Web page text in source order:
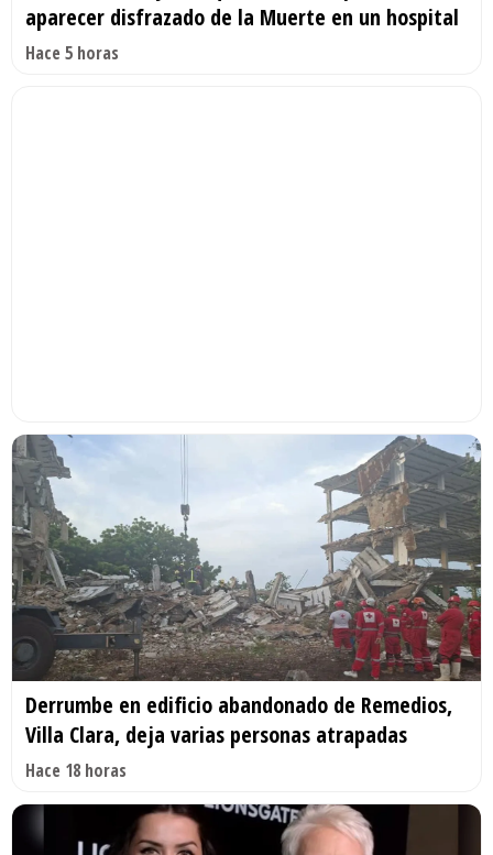
aparecer disfrazado de la Muerte en un hospital
Hace 5 horas
Derrumbe en edificio abandonado de Remedios,
Villa Clara, deja varias personas atrapadas
Hace 18 horas